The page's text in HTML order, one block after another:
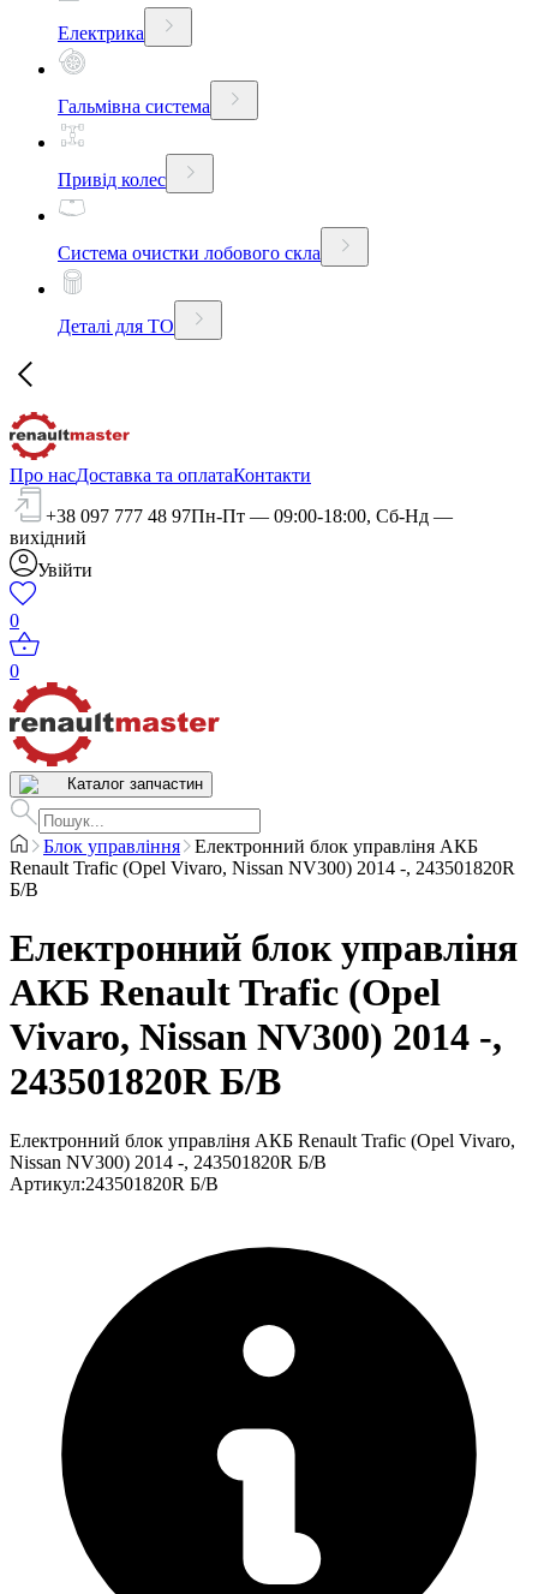
Електрика
Гальмівна система
Привід колес
Система очистки лобового скла
Деталі для ТО
Про насДоставка та оплатаКонтакти
+38 097 777 48 97Пн-Пт — 09:00-18:00, Сб-Нд —
вихідний
Увійти
0
0
Каталог запчастин
Блок управління
Електронний блок управліня АКБ
Renault Trafic (Opel Vivaro, Nissan NV300) 2014 -, 243501820R
Б/В
Електронний блок управліня
АКБ Renault Trafic (Opel
Vivaro, Nissan NV300) 2014 -,
243501820R Б/В
Електронний блок управліня АКБ Renault Trafic (Opel Vivaro,
Nissan NV300) 2014 -, 243501820R Б/В
Артикул:243501820R Б/В